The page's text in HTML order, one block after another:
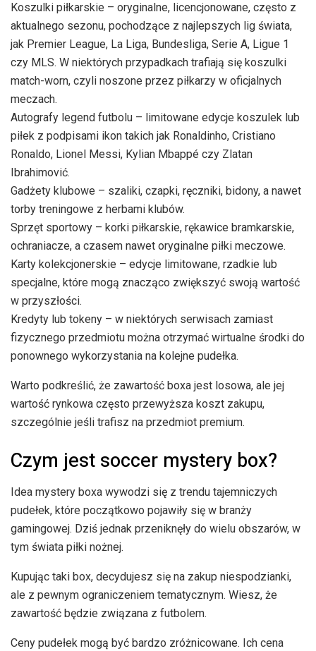
Koszulki piłkarskie – oryginalne, licencjonowane, często z
aktualnego sezonu, pochodzące z najlepszych lig świata,
jak Premier League, La Liga, Bundesliga, Serie A, Ligue 1
czy MLS. W niektórych przypadkach trafiają się koszulki
match-worn, czyli noszone przez piłkarzy w oficjalnych
meczach.
Autografy legend futbolu – limitowane edycje koszulek lub
piłek z podpisami ikon takich jak Ronaldinho, Cristiano
Ronaldo, Lionel Messi, Kylian Mbappé czy Zlatan
Ibrahimović.
Gadżety klubowe – szaliki, czapki, ręczniki, bidony, a nawet
torby treningowe z herbami klubów.
Sprzęt sportowy – korki piłkarskie, rękawice bramkarskie,
ochraniacze, a czasem nawet oryginalne piłki meczowe.
Karty kolekcjonerskie – edycje limitowane, rzadkie lub
specjalne, które mogą znacząco zwiększyć swoją wartość
w przyszłości.
Kredyty lub tokeny – w niektórych serwisach zamiast
fizycznego przedmiotu można otrzymać wirtualne środki do
ponownego wykorzystania na kolejne pudełka.
Warto podkreślić, że zawartość boxa jest losowa, ale jej
wartość rynkowa często przewyższa koszt zakupu,
szczególnie jeśli trafisz na przedmiot premium.
Czym jest soccer mystery box?
Idea mystery boxa wywodzi się z trendu tajemniczych
pudełek, które początkowo pojawiły się w branży
gamingowej. Dziś jednak przeniknęły do wielu obszarów, w
tym świata piłki nożnej.
Kupując taki box, decydujesz się na zakup niespodzianki,
ale z pewnym ograniczeniem tematycznym. Wiesz, że
zawartość będzie związana z futbolem.
Ceny pudełek mogą być bardzo zróżnicowane. Ich cena